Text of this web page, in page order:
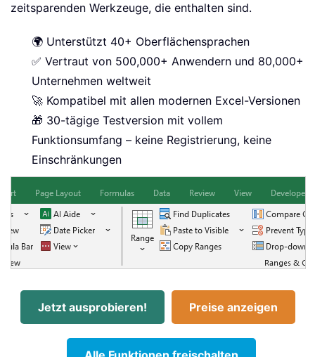
zeitsparenden Werkzeuge, die enthalten sind.
🌍 Unterstützt 40+ Oberflächensprachen
✅ Vertraut von 500,000+ Anwendern und 80,000+
Unternehmen weltweit
🚀 Kompatibel mit allen modernen Excel-Versionen
🎁 30-tägige Testversion mit vollem
Funktionsumfang – keine Registrierung, keine
Einschränkungen
Jetzt ausprobieren! Preise anzeigen